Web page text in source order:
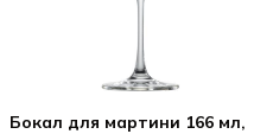
Бокал для мартини 166 мл,